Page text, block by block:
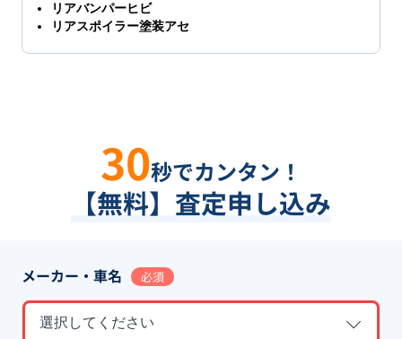
リアバンパーヒビ
リアスポイラー塗装アセ
30秒でカンタン！
【無料】査定申し込み
メーカー・車名 必須
選択してください